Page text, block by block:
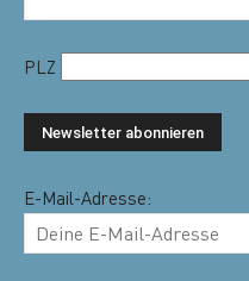
PLZ
E-Mail-Adresse: